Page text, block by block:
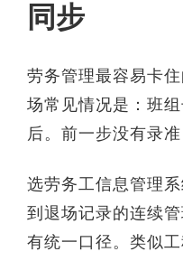
同步
劳务管理最容易卡
场常见情况是：班
后。前一步没有录
选劳务工信息管理
到退场记录的连续
有统一口径。类似